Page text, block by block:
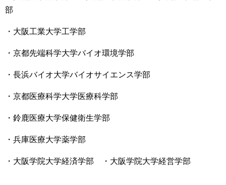
部
・大阪工業大学工学部
・京都先端科学大学バイオ環境学部
・長浜バイオ大学バイオサイエンス学部
・京都医療科学大学医療科学部
・鈴鹿医療大学保健衛生学部
・兵庫医療大学薬学部
・大阪学院大学経済学部 ・大阪学院大学経営学部